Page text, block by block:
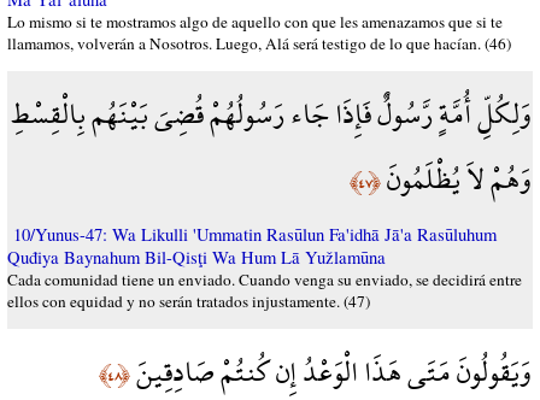
Lo mismo si te mostramos algo de aquello con que les amenazamos que si te
llamamos, volverán a Nosotros. Luego, Alá será testigo de lo que hacían. (46)
وَلِكُلِّ أُمَّةٍ رَّسُولٌ فَإِذَا جَاء رَسُولُهُمْ قُضِيَ بَيْنَهُم بِالْقِسْطِ
وَهُمْ لاَ يُظْلَمُونَ﴿٤٧﴾
10/Yunus-47: Wa Likulli 'Ummatin Rasūlun Fa'idhā Jā'a Rasūluhum
Quđiya Baynahum Bil-Qisţi Wa Hum Lā Yužlamūna
Cada comunidad tiene un enviado. Cuando venga su enviado, se decidirá entre
ellos con equidad y no serán tratados injustamente. (47)
وَيَقُولُونَ مَتَى هَذَا الْوَعْدُ إِن كُنتُمْ صَادِقِينَ﴿٤٨﴾